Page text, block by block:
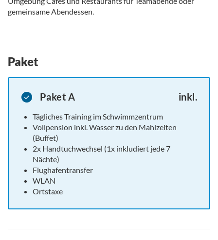
gemeinsame Abendessen.
Paket
Paket A inkl.
Tägliches Training im Schwimmzentrum
Vollpension inkl. Wasser zu den Mahlzeiten
(Buffet)
2x Handtuchwechsel (1x inkludiert jede 7
Nächte)
Flughafentransfer
WLAN
Ortstaxe